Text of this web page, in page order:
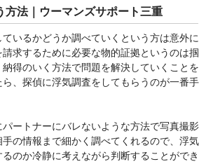
方法｜ウーマンズサポート三重
いるかどうか調べていくという方は意外に
求するために必要な物的証拠というのは掴
得のいく方法で問題を解決していくことを
、探偵に浮気調査をしてもらうのが一番手
ートナーにバレないような方法で写真撮影
の情報まで細かく調べてくれるので、浮気
のか冷静に考えながら判断することができ